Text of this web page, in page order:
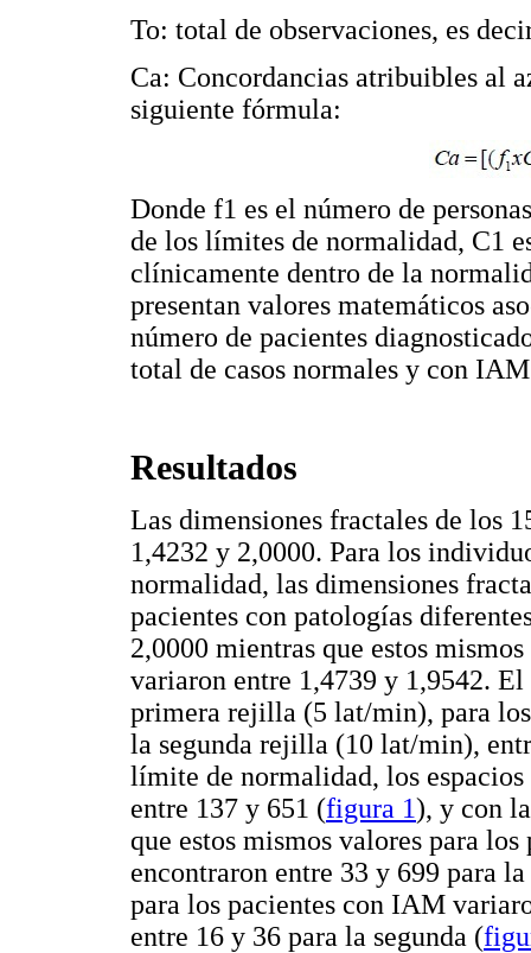
To: total de observaciones, es
Ca: Concordancias atribuibles al
siguiente fórmula:
Donde f1 es el número de
de los límites de normalidad, C1
clínicamente dentro de la
presentan valores matemáticos
número de pacientes
total de casos normales y con
Resultados
Las dimensiones fractales de los
1,4232 y 2,0000. Para los
normalidad, las dimensiones
pacientes con patologías
2,0000 mientras que estos
variaron entre 1,4739 y 1,9542.
primera rejilla (5 lat/min), para
la segunda rejilla (10 lat/min),
límite de normalidad, los
entre 137 y 651 (figura 1), y con
que estos mismos valores para
encontraron entre 33 y 699 para
para los pacientes con IAM
entre 16 y 36 para la segunda (